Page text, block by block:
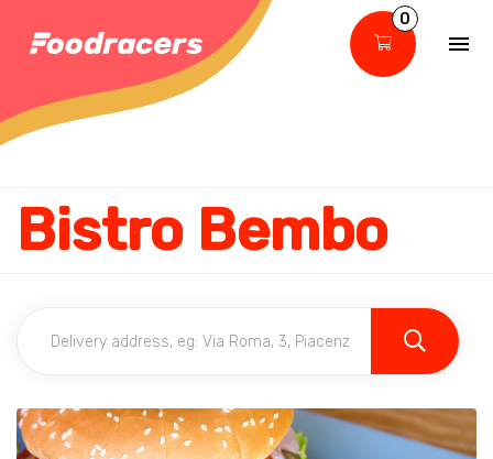
0
Bistro Bembo